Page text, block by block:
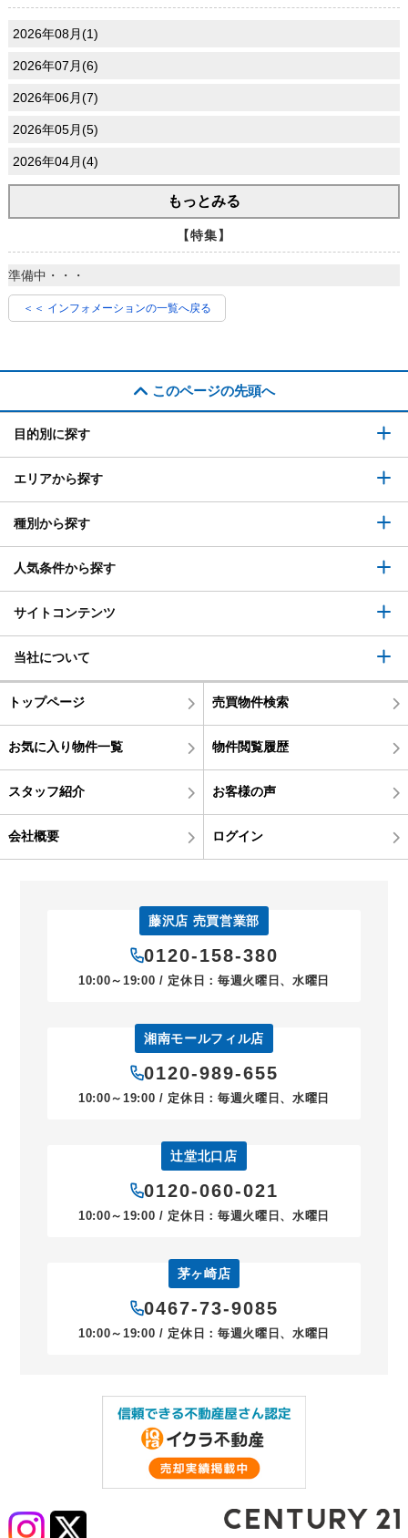
2026年08月(1)
2026年07月(6)
2026年06月(7)
2026年05月(5)
2026年04月(4)
もっとみる
【特集】
準備中・・・
＜＜ インフォメーションの一覧へ戻る
このページの先頭へ
目的別に探す
エリアから探す
種別から探す
人気条件から探す
サイトコンテンツ
当社について
トップページ 売買物件検索
お気に入り物件一覧 物件閲覧履歴
スタッフ紹介 お客様の声
会社概要 ログイン
藤沢店 売買営業部
0120-158-380
10:00～19:00 / 定休日：毎週火曜日、水曜日
湘南モールフィル店
0120-989-655
10:00～19:00 / 定休日：毎週火曜日、水曜日
辻堂北口店
0120-060-021
10:00～19:00 / 定休日：毎週火曜日、水曜日
茅ヶ崎店
0467-73-9085
10:00～19:00 / 定休日：毎週火曜日、水曜日